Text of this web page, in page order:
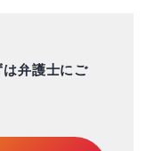
弁護士にご